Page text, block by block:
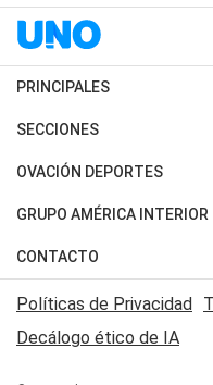
PRINCIPALES
Últimas Noticias
Política
Judiciales
Economia
SECCIONES
Horóscopo
Motores
Trucos caseros
Series y Películas
Edictos y Solicitadas
OVACIÓN DEPORTES
Fútbol
Mundial
Automovilismo
Rugby
GRUPO AMÉRICA INTERIOR
Canal 7 en Vivo
CONTACTO
Acerca de Nosotros
Contactanos
Políticas de Privacidad
Decálogo ético de IA